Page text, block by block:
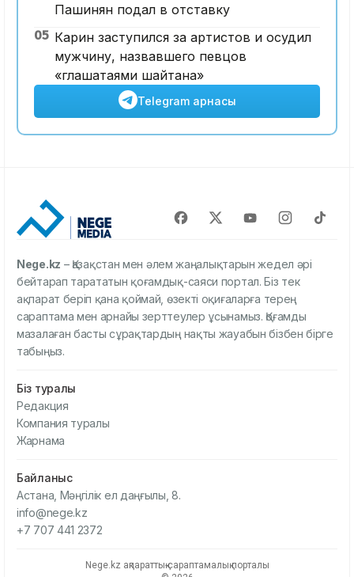
Пашинян подал в отставку
05 Карин заступился за артистов и осудил
мужчину, назвавшего певцов
«глашатаями шайтана»
Telegram арнасы
Nege.kz – Қазақстан мен әлем жаңалықтарын жедел әрі
бейтарап тарататын қоғамдық-саяси портал. Біз тек
ақпарат беріп қана қоймай, өзекті оқиғаларға терең
сараптама мен арнайы зерттеулер ұсынамыз. Қоғамды
мазалаған басты сұрақтардың нақты жауабын бізбен бірге
табыңыз.
Біз туралы
Редакция
Компания туралы
Жарнама
Байланыс
Астана, Мәңгілік ел даңғылы, 8.
info@nege.kz
+7 707 441 2372
Nege.kz ақпараттық-сараптамалық порталы